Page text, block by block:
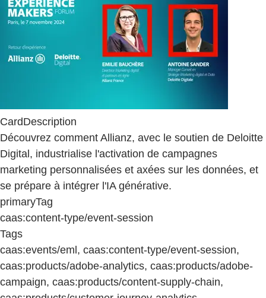
CardDescription
Découvrez comment Allianz, avec le soutien de Deloitte
Digital, industrialise l'activation de campagnes
marketing personnalisées et axées sur les données, et
se prépare à intégrer l'IA générative.
primaryTag
caas:content-type/event-session
Tags
caas:events/eml, caas:content-type/event-session,
caas:products/adobe-analytics, caas:products/adobe-
campaign, caas:products/content-supply-chain,